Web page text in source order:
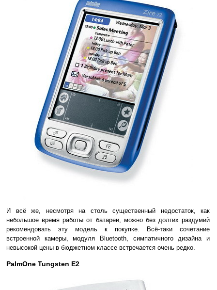
И всё же, несмотря на столь существенный недостаток, как
небольшое время работы от батареи, можно без долгих раздумий
рекомендовать эту модель к покупке. Всё-таки сочетание
встроенной камеры, модуля Bluetooth, симпатичного дизайна и
невысокой цены в бюджетном классе встречается очень редко.
PalmOne Tungsten E2